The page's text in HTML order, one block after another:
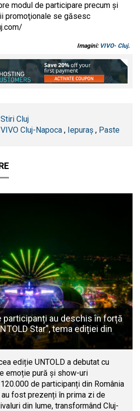
modul de participare precum şi
promoţionale se găsesc
Imagini: VIVO- Cluj.
Stiri Cluj
Cluj-Napoca , Iepuraș , Paste
participanți au deschis în forță
Star”, tema ediției din
ediție UNTOLD a debutat cu
emoție pură și show-uri
de participanți din România
fost prezenți în prima zi de
din lume, transformând Cluj-